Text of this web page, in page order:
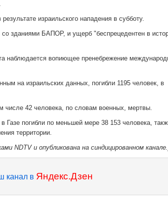
израильского нападения в субботу.
зданиями БАПОР, и ущерб "беспрецедентен в
наблюдается вопиющее пренебрежение
на израильских данных, погибли 1195 человек, в
числе 42 человека, по словам военных, мертвы.
Газе погибли по меньшей мере 38 153 человека,
территории.
NDTV и опубликована на синдицированном
канал в Яндекс.Дзен